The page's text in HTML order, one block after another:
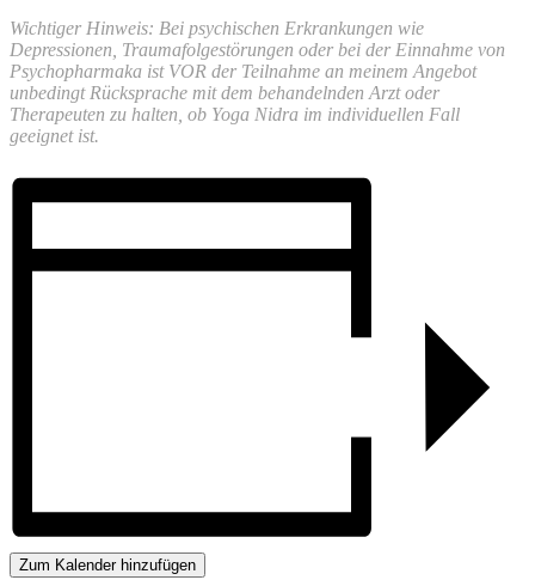
Wichtiger Hinweis: Bei psychischen Erkrankungen wie
Depressionen, Traumafolgestörungen oder bei der Einnahme von
Psychopharmaka ist VOR der Teilnahme an meinem Angebot
unbedingt Rücksprache mit dem behandelnden Arzt oder
Therapeuten zu halten, ob Yoga Nidra im individuellen Fall
geeignet ist.
Zum Kalender hinzufügen